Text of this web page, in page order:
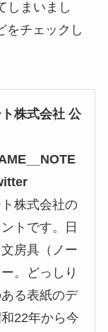
しまいまし
をチェックし
株式会社 公
株式会社の
トです。日
房具（ノー
。どっしり
る表紙のデ
22年から今